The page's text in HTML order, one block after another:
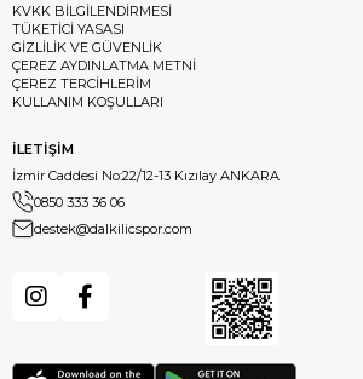
KVKK BİLGİLENDİRMESİ
TÜKETİCİ YASASI
GİZLİLİK VE GÜVENLİK
ÇEREZ AYDINLATMA METNİ
ÇEREZ TERCİHLERİM
KULLANIM KOŞULLARI
İLETİŞİM
İzmir Caddesi No:22/12-13 Kızılay ANKARA
0850 333 36 06
destek@dalkilicspor.com